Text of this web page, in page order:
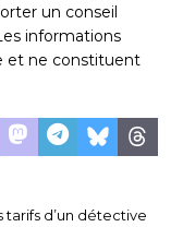
un conseil
informations
et ne constituent
tarifs d’un détective